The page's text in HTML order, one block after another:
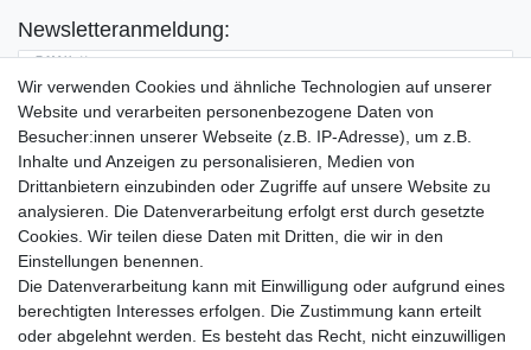
Newsletteranmeldung:
E-MAIL **
Hiermit bestätige ich, dass ich die Daten­schutz­erklärung
Einwilligung kann ich jederzeit widerrufen.**
Abonnieren
** Hierbei handelt es sich um ein Pflichtfeld.
Widerrufs­recht Widerrufs­formular Impressum
Wir verwenden Cookies und ähnliche Technologien auf unserer
Website und verarbeiten personenbezogene Daten von
Besucher:innen unserer Webseite (z.B. IP-Adresse), um z.B.
Inhalte und Anzeigen zu personalisieren, Medien von
Drittanbietern einzubinden oder Zugriffe auf unsere Website zu
analysieren. Die Datenverarbeitung erfolgt erst durch gesetzte
Cookies. Wir teilen diese Daten mit Dritten, die wir in den
Einstellungen benennen.
Die Datenverarbeitung kann mit Einwilligung oder aufgrund eines
berechtigten Interesses erfolgen. Die Zustimmung kann erteilt
oder abgelehnt werden. Es besteht das Recht, nicht einzuwilligen